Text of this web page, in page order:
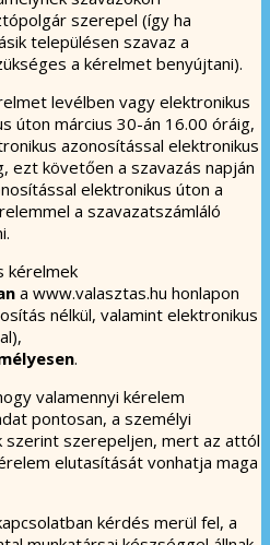
szerepel (így ha
településen szavaz a
a kérelmet benyújtani).
levélben vagy elektronikus
úton március 30-án 16.00 óráig,
azonosítással elektronikus
ezt követően a szavazás napján
elektronikus úton a
a szavazatszámláló
kérelmek
a www.valasztas.hu honlapon
nélkül, valamint elektronikus
.
valamennyi kérelem
pontosan, a személyi
szerepeljen, mert az attól
elutasítását vonhatja maga
kérdés merül fel, a